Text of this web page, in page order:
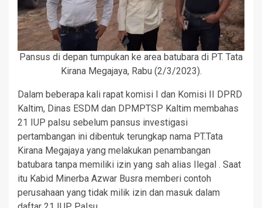
Pansus di depan tumpukan ke area batubara di PT. Tata
Kirana Megajaya, Rabu (2/3/2023).
Dalam beberapa kali rapat komisi I dan Komisi II DPRD
Kaltim, Dinas ESDM dan DPMPTSP Kaltim membahas
21 IUP palsu sebelum pansus investigasi
pertambangan ini dibentuk terungkap nama PT.Tata
Kirana Megajaya yang melakukan penambangan
batubara tanpa memiliki izin yang sah alias Ilegal . Saat
itu Kabid Minerba Azwar Busra memberi contoh
perusahaan yang tidak milik izin dan masuk dalam